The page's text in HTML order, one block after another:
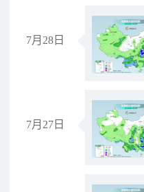
7月28日
7月27日